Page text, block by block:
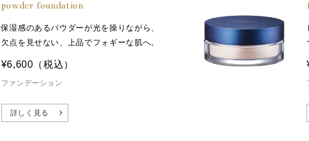
powder foundation
保湿感のあるパウダーが光を操りながら、
欠点を見せない、上品でフォギーな肌へ。
ファンデーション
¥6,600 （税込）
詳しく見る